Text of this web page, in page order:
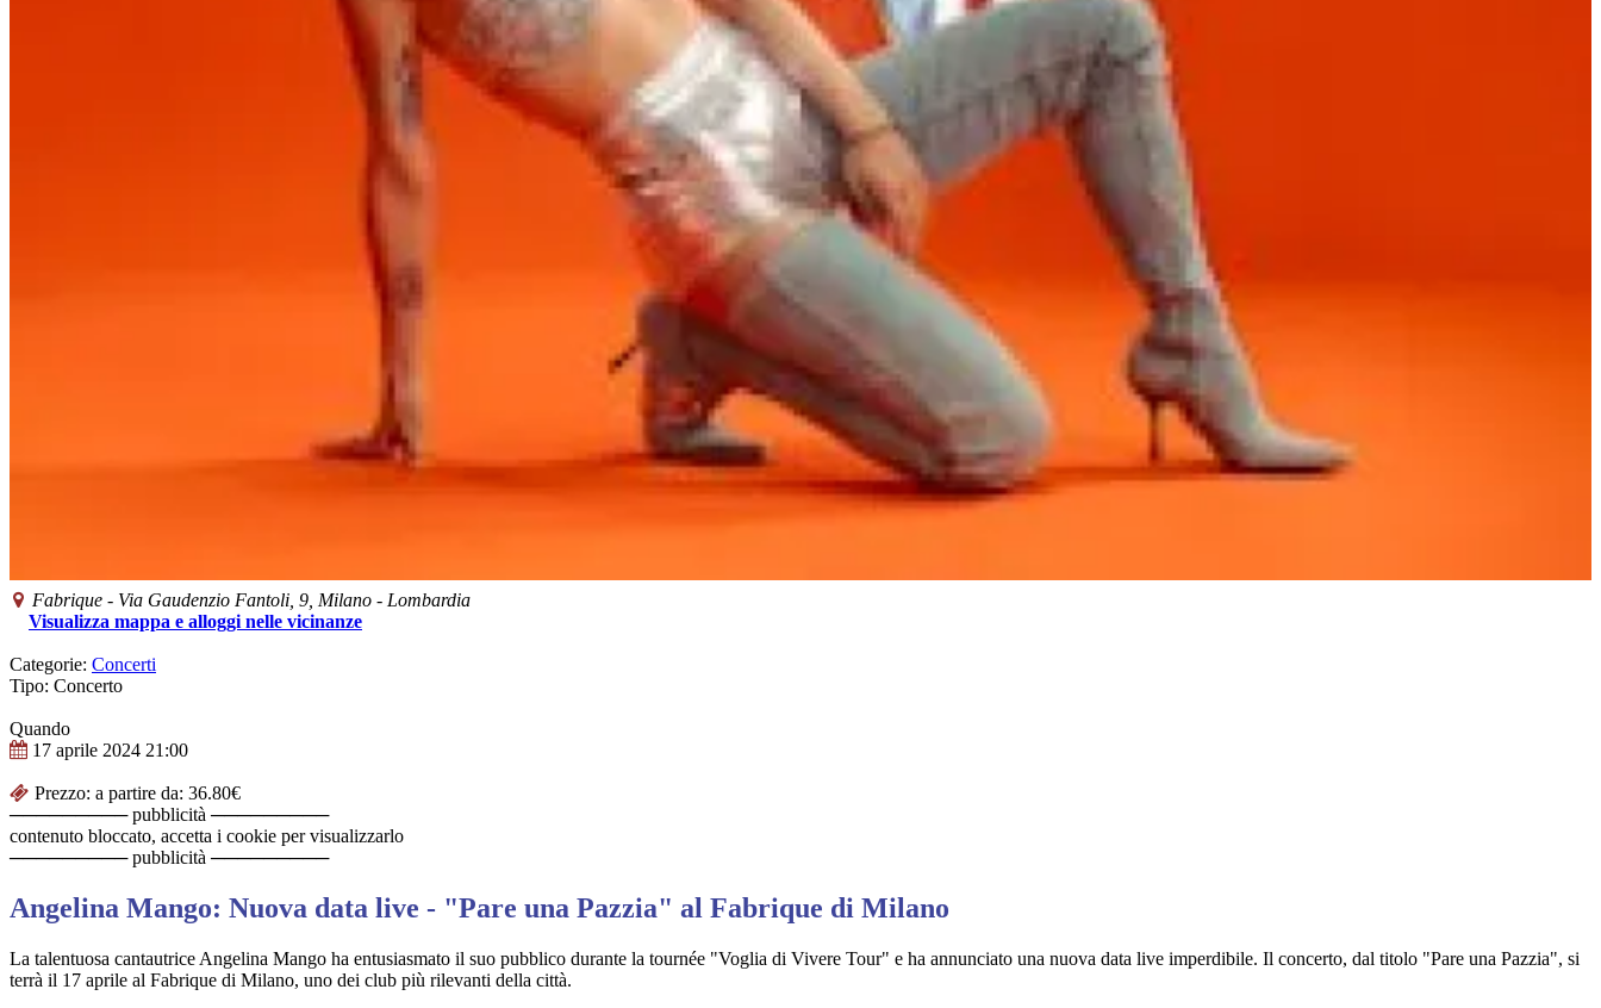
Fabrique - Via Gaudenzio Fantoli, 9, Milano - Lombardia
Visualizza mappa e alloggi nelle vicinanze
Categorie: Concerti
Tipo: Concerto
Quando
17 aprile 2024 21:00
Prezzo: a partire da: 36.80€
───────── pubblicità ─────────
contenuto bloccato, accetta i cookie per visualizzarlo
───────── pubblicità ─────────
Angelina Mango: Nuova data live - "Pare una Pazzia" al Fabrique di Milano
La talentuosa cantautrice Angelina Mango ha entusiasmato il suo pubblico durante la tournée "Voglia di Vivere Tour" e ha annunciato una nuova data live imperdibile. Il concerto, dal titolo "Pare una Pazzia", si
terrà il 17 aprile al Fabrique di Milano, uno dei club più rilevanti della città.